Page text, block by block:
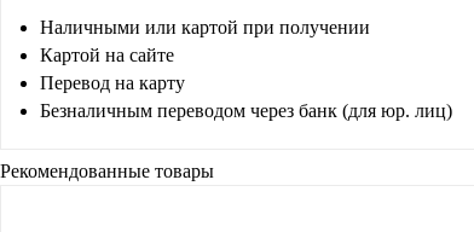
Наличными или картой при получении
Картой на сайте
Перевод на карту
Безналичным переводом через банк (для юр. лиц)
Рекомендованные товары